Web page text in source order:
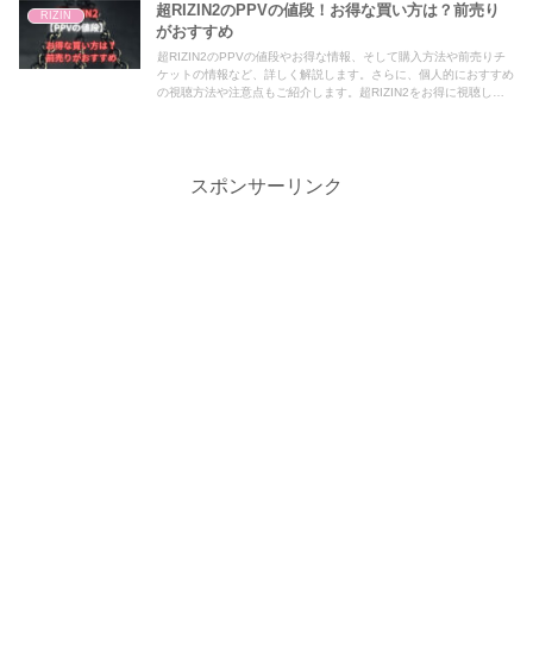
RIZIN
超RIZIN2のPPVの値段！お得な買い方は？前売り
がおすすめ
超RIZIN2のPPVの値段やお得な情報、そして購入方法や前売りチ
ケットの情報など、詳しく解説します。さらに、個人的におすすめ
の視聴方法や注意点もご紹介します。超RIZIN2をお得に視聴し、
スポンサーリンク